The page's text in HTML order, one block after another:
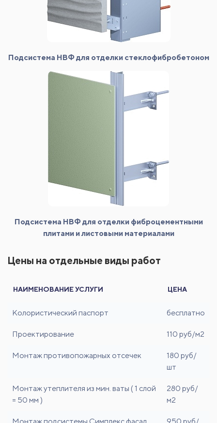
Подсистема НВФ для отделки стеклофибробетоном
Подсистема НВФ для отделки фиброцементными
плитами и листовыми материалами
Цены на отдельные виды работ
НАИМЕНОВАНИЕ УСЛУГИ ЦЕНА
Колористический паспорт бесплатно
Проектирование 110 руб/м2
Монтаж противопожарных отсечек
180 руб/
шт
Монтаж утеплителя из мин. ваты ( 1 слой
= 50 мм )
280 руб/
м2
Монтаж подсистемы Симплекс фасад 950 руб/